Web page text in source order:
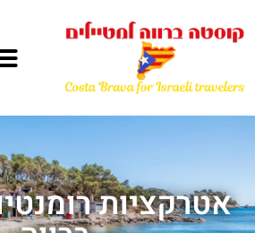
אטרקציות